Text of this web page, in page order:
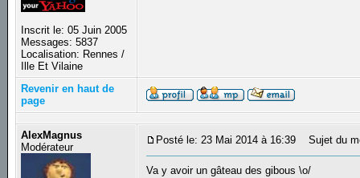
Inscrit le: 05 Juin 2005
Messages: 5837
Localisation: Rennes /
Ille Et Vilaine
Revenir en haut de
page
AlexMagnus
Modérateur
Posté le: 23 Mai 2014 à 16:39 Sujet du
Va y avoir un gâteau des gibous \o/